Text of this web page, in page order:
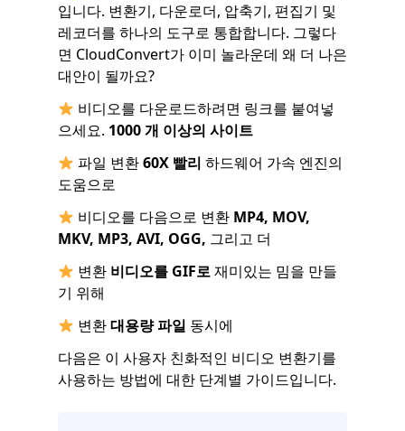
입니다. 변환기, 다운로더, 압축기, 편집기 및
레코더를 하나의 도구로 통합합니다. 그렇다
면 CloudConvert가 이미 놀라운데 왜 더 나은
대안이 될까요?
비디오를 다운로드하려면 링크를 붙여넣
으세요. 1000 개 이상의 사이트
파일 변환60X 빨리 하드웨어 가속 엔진의
도움으로
비디오를 다음으로 변환 MP4, MOV,
MKV, MP3, AVI, OGG, 그리고 더
변환 비디오를 GIF로재미있는 밈을 만들
기 위해
변환대용량 파일 동시에
다음은 이 사용자 친화적인 비디오 변환기를
사용하는 방법에 대한 단계별 가이드입니다.